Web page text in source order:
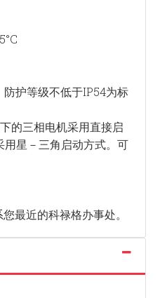
护等级不低于IP54为标
的三相电机采用直接启
星－三角启动方式。可
最近的科禄格办事处。